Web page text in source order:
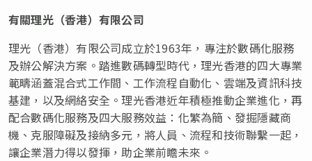
有關理光（香港）有限公司
理光（香港）有限公司成立於1963年，專注於數碼化服務
及辦公解決方案。踏進數碼轉型時代，理光香港的四大專業
範疇涵蓋混合式工作間、工作流程自動化、雲端及資訊科技
基建，以及網絡安全。理光香港近年積極推動企業進化，再
配合數碼化服務及四大服務效益：化繁為簡、發掘隱藏商
機、克服障礙及接納多元，將人員、流程和技術聯繫一起，
讓企業潛力得以發揮，助企業前瞻未來。